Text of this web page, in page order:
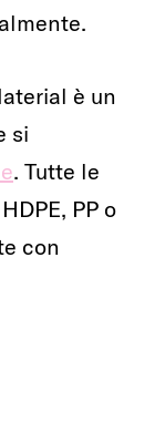
è un
si
. Tutte le
PP o
con